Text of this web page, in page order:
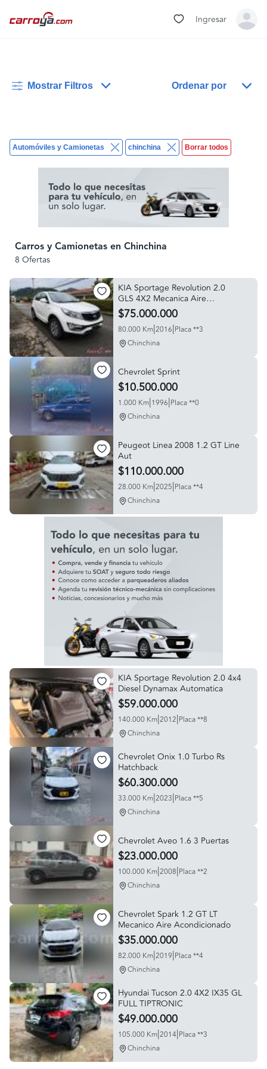
Ingresar
Mostrar Filtros Ordenar por
Automóviles y Camionetas chinchina Borrar todos
Carros y Camionetas en Chinchina
8 Ofertas
KIA Sportage Revolution 2.0
GLS 4X2 Mecanica Aire
Acondicionado
$75.000.000
80.000 Km|2016|Placa **3
Chinchina
Chevrolet Sprint
$10.500.000
1.000 Km|1996|Placa **0
Chinchina
Peugeot Linea 2008 1.2 GT Line
Aut
$110.000.000
28.000 Km|2025|Placa **4
Chinchina
KIA Sportage Revolution 2.0 4x4
Diesel Dynamax Automatica
$59.000.000
140.000 Km|2012|Placa **8
Chinchina
Chevrolet Onix 1.0 Turbo Rs
Hatchback
$60.300.000
33.000 Km|2023|Placa **5
Chinchina
Chevrolet Aveo 1.6 3 Puertas
$23.000.000
100.000 Km|2008|Placa **2
Chinchina
Chevrolet Spark 1.2 GT LT
Mecanico Aire Acondicionado
$35.000.000
82.000 Km|2019|Placa **4
Chinchina
Hyundai Tucson 2.0 4X2 IX35 GL
FULL TIPTRONIC
$49.000.000
105.000 Km|2014|Placa **3
Chinchina